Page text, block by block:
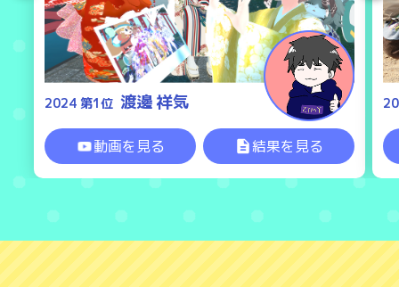
2024 第1位 渡邊 祥気
動画を見る 結果を見る